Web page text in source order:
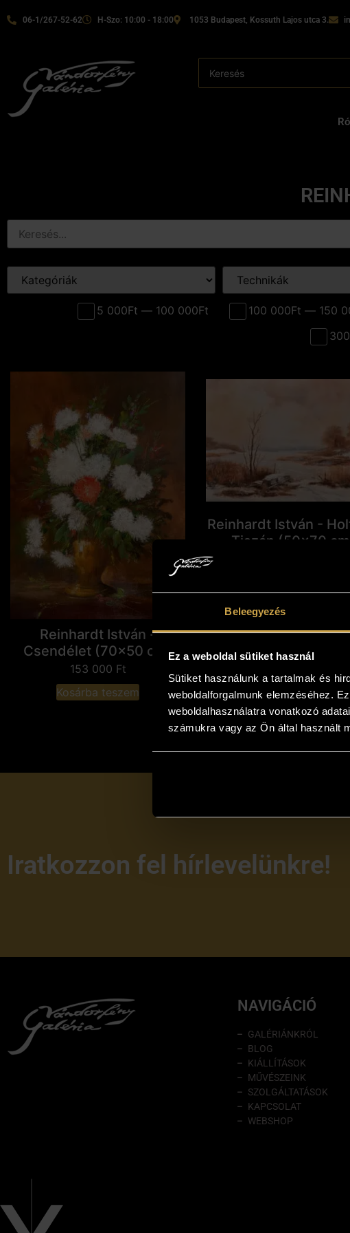
Beleegyezés
Ez a weboldal sütiket használ
Sütiket használunk a tartalmak és
weboldalforgalmunk elemzéséhez.
weboldalhasználatra vonatkozó
számukra vagy az Ön által használt
06-1/267-52-62 H-Szo: 10:00 - 18:00 1053 Budapest, Kossuth Lajos utca 3.
5 000Ft — 100 000Ft 100 000Ft — 150
Reinhardt István -
Csendélet (70x50 cm)
153 000 Ft
Kosárba teszem
Reinhardt István -
Tiszán (50x70
Iratkozzon fel hírlevelünkre!
NAVIGÁCIÓ
GALÉRIÁNKRÓL
BLOG
KIÁLLÍTÁSOK
MŰVÉSZEINK
SZOLGÁLTATÁSOK
KAPCSOLAT
WEBSHOP